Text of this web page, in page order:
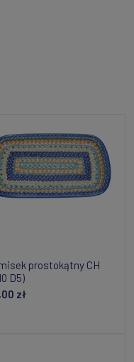
prostokątny CH
D5)
zł